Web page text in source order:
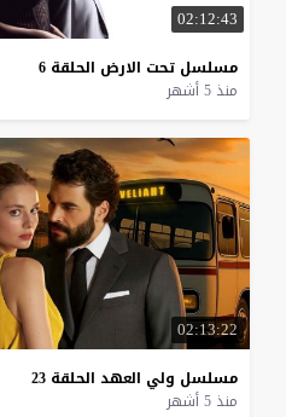
02:12:43
مسلسل تحت الارض الحلقة 6
منذ 5 أشهر
02:13:22
مسلسل ولي العهد الحلقة 23
منذ 5 أشهر